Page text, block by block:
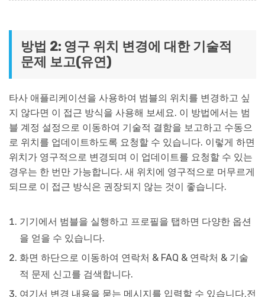
방법 2: 영구 위치 변경에 대한 기술적
문제 보고(유연)
타사 애플리케이션을 사용하여 범블의 위치를 변경하고 싶
지 않다면 이 접근 방식을 사용해 보세요. 이 방법에서는 범
블 계정 설정으로 이동하여 기술적 결함을 보고하고 수동으
로 위치를 업데이트하도록 요청할 수 있습니다. 이렇게 하면
위치가 영구적으로 변경되며 이 업데이트를 요청할 수 있는
경우는 한 번만 가능합니다. 새 위치에 영구적으로 머무르게
되므로 이 접근 방식은 권장되지 않는 것이 좋습니다.
기기에서 범블을 실행하고 프로필을 탭하면 다양한 옵션
을 얻을 수 있습니다.
화면 하단으로 이동하여 연락처 & FAQ & 연락처 & 기술
적 문제 신고를 검색합니다.
여기서 변경 내용을 묻는 메시지를 입력할 수 있습니다.전